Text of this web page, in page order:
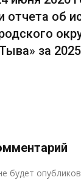
отчета об
за
будет